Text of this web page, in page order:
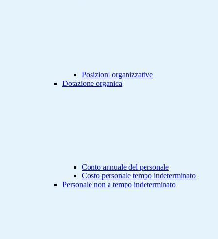
Posizioni organizzative
Dotazione organica
Conto annuale del personale
Costo personale tempo indeterminato
Personale non a tempo indeterminato